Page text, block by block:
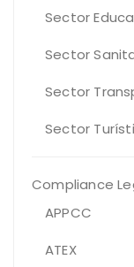
Sector
Sector
Sector
Sector
Compliance
APPCC
ATEX